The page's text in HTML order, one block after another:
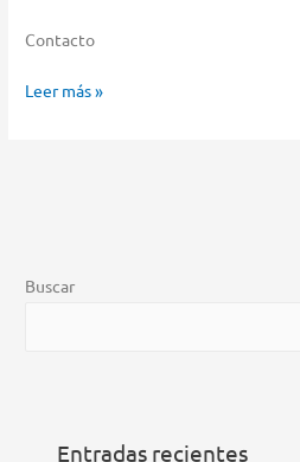
Contacto
Hendel
Leer más »
Buscar
Entradas recientes